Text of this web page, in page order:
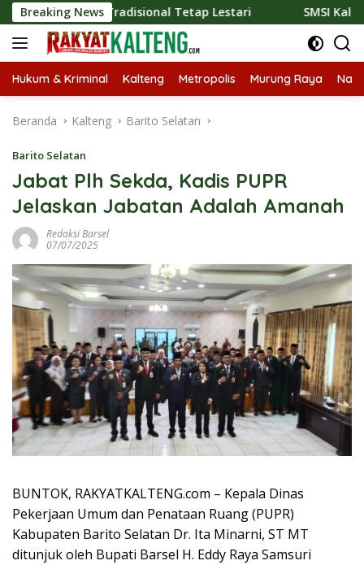
Langsung
ke
konten
Breaking News
Tradisional Tetap Lestari SMSI Kalteng dan
Hukum & Kriminal Kalteng Metropolis Murung Raya
Beranda Kalteng Barito Selatan
Barito Selatan
Jabat Plh Sekda, Kadis PUPR
Jelaskan Jabatan Adalah Amanah
Redaksi Barsel
07/07/2025
BUNTOK, RAKYATKALTENG.com – Kepala Dinas
Pekerjaan Umum dan Penataan Ruang (PUPR)
Kabupaten Barito Selatan Dr. Ita Minarni, ST MT
ditunjuk oleh Bupati Barsel H. Eddy Raya Samsuri